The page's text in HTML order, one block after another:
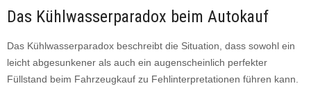
Das Kühlwasserparadox beim Autokauf
Das Kühlwasserparadox beschreibt die Situation, dass sowohl ein
leicht abgesunkener als auch ein augenscheinlich perfekter
Füllstand beim Fahrzeugkauf zu Fehlinterpretationen führen kann.